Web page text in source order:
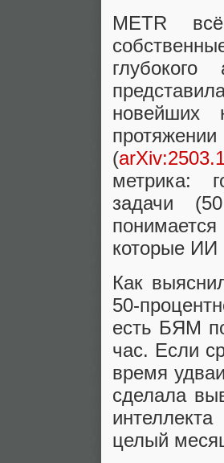
METR
(
метрика:
задачи
которые ИИ
Как
50-
есть БЯМ
час. Если
время
сделала
целый